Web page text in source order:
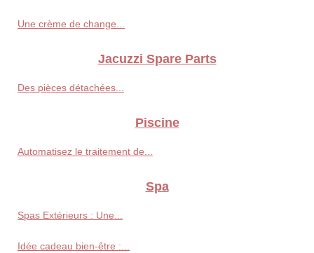
Une crème de change...
Jacuzzi Spare Parts
Des pièces détachées...
Piscine
Automatisez le traitement de...
Spa
Spas Extérieurs : Une...
Idée cadeau bien-être :...